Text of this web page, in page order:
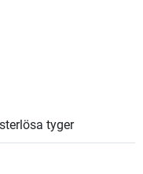
tyger